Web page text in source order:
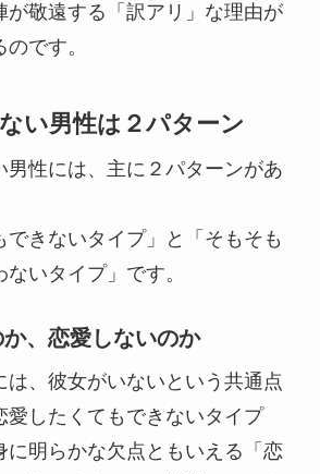
が敬遠する「訳アリ」な理由が
です。
い男性は２パターン
男性には、主に２パターンがあ
できないタイプ」と「そもそも
いタイプ」です。
、恋愛しないのか
は、彼女がいないという共通点
愛したくてもできないタイプ
に明らかな欠点ともいえる「恋